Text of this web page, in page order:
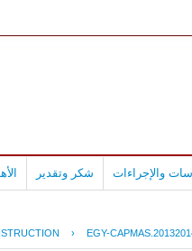
والإجراءات شكر وتقدير
› EGY-